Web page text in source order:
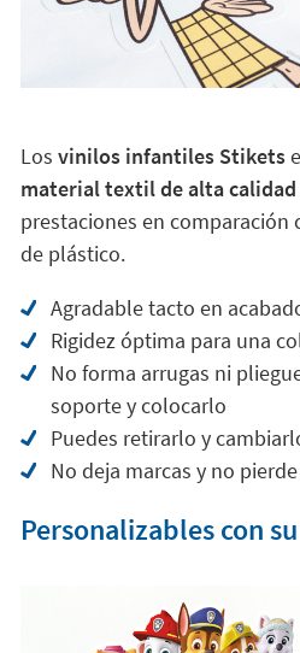
Los vinilos infantiles Stikets
material textil de alta calidad
prestaciones en comparación
de plástico.
Agradable tacto en
Rigidez óptima para una
No forma arrugas ni
soporte y colocarlo
Puedes retirarlo y
No deja marcas y no
Personalizables con